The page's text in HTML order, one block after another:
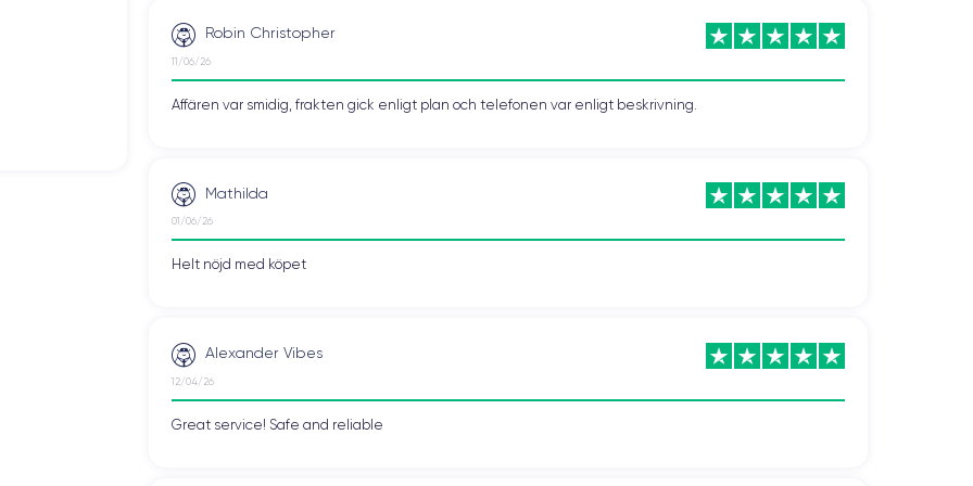
och en varmare vitbalans.
zoom" och porträttläget som simulerar bakgrundsoskärpa.
Robin Christopher
11/06/26
Affären var smidig, frakten gick enligt plan och telefonen var enligt beskrivning.
Mathilda
01/06/26
Helt nöjd med köpet
Alexander Vibes
12/04/26
Great service! Safe and reliable